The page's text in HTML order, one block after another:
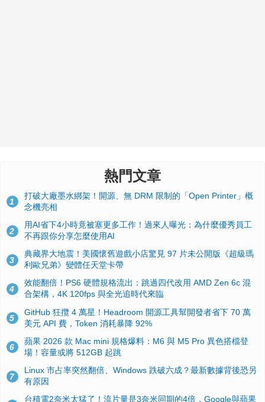
熱門文章
1
打破大廠墨水綁架！開源、無 DRM 限制的「Open Printer」概
念機亮相
2
用AI省下4小時竟被塞更多工作！過來人曝光：為什麼優秀員工
不再跟你分享怎麼使用AI
3
典藏界大地震！美國懷舊遊戲小店驚見 97 片未公開版《超級瑪
利歐兄弟》變體任天堂卡帶
4
效能翻倍！PS6 硬體規格流出：跳過四代改用 AMD Zen 6c 混
合架構，4K 120fps 與全光追時代來臨
5
GitHub 狂攬 4 萬星！Headroom 開源工具幫開發者省下 70 萬
美元 API 費，Token 消耗暴降 92%
6
蘋果 2026 款 Mac mini 規格爆料：M6 與 M5 Pro 異色搭檔登
場！容量或將 512GB 起跳
7
Linux 市占率突然翻倍、Windows 跌破六成？最新數據背後恐另
有原因
台積電2奈米太猛了！流片量是3奈米同期的4倍，Google與蘋果